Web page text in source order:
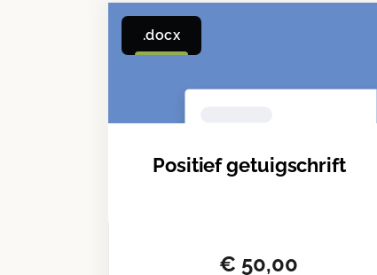
.docx
Positief getuigschrift
€ 50,00